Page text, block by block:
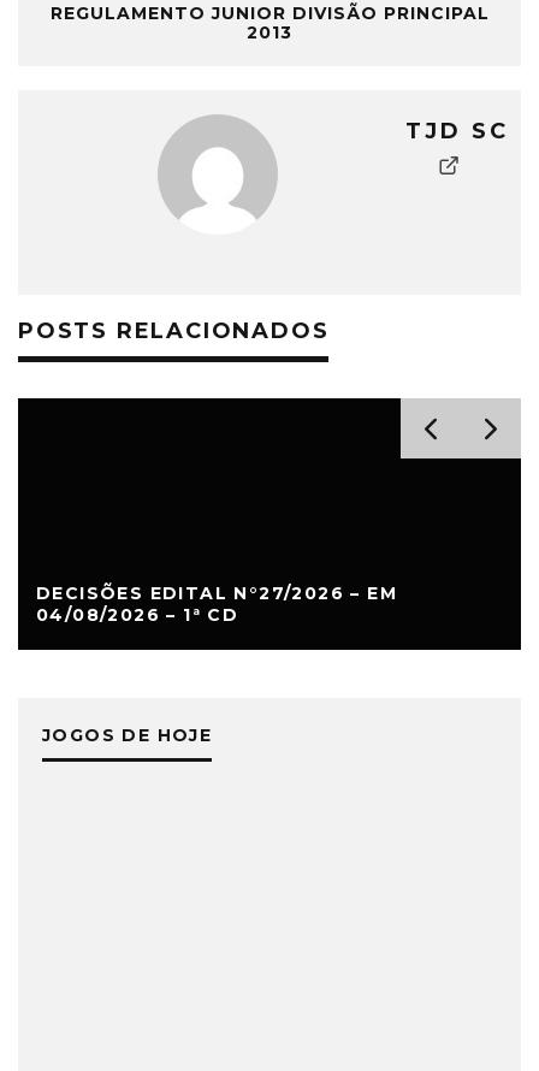
REGULAMENTO JUNIOR DIVISÃO PRINCIPAL
2013
TJD SC
POSTS RELACIONADOS
DECISÕES EDITAL N°27/2026 – EM
04/08/2026 – 1ª CD
JOGOS DE HOJE